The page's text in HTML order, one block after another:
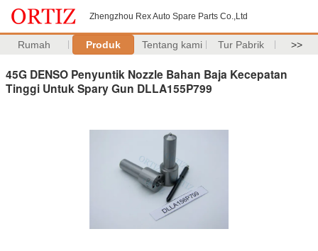
Zhengzhou Rex Auto Spare Parts Co.,Ltd
Rumah Produk Tentang kami Tur Pabrik >>
45G DENSO Penyuntik Nozzle Bahan Baja Kecepatan
Tinggi Untuk Spary Gun DLLA155P799